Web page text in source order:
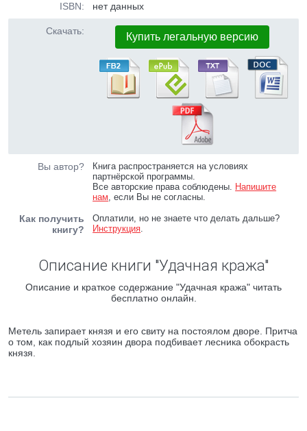
ISBN: нет данных
Скачать: Купить легальную версию
Вы автор?
Книга распространяется на условиях
партнёрской программы.
Все авторские права соблюдены. Напишите
нам, если Вы не согласны.
Как получить
книгу?
Оплатили, но не знаете что делать дальше?
Инструкция.
Описание книги "Удачная кража"
Описание и краткое содержание "Удачная кража" читать
бесплатно онлайн.
Метель запирает князя и его свиту на постоялом дворе. Притча
о том, как подлый хозяин двора подбивает лесника обокрасть
князя.